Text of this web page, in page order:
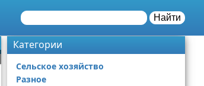
Найти
Категории
Сельское хозяйство
Разное